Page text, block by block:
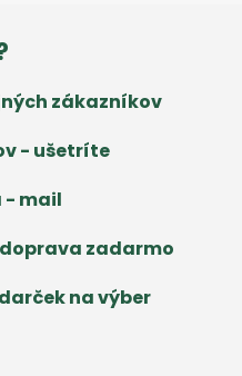
zákazníkov
- ušetríte
- mail
zadarmo
na výber